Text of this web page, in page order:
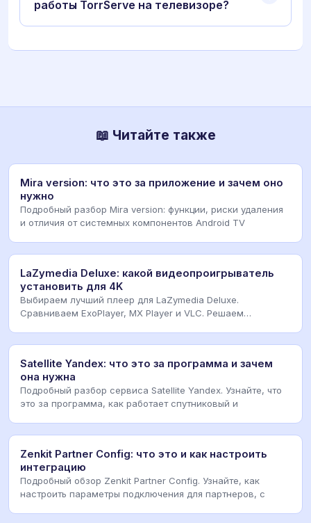
работы TorrServe на телевизоре?
📖 Читайте также
Mira version: что это за приложение и зачем оно
нужно
Подробный разбор Mira version: функции, риски удаления
и отличия от системных компонентов Android TV
LaZymedia Deluxe: какой видеопроигрыватель
установить для 4K
Выбираем лучший плеер для LaZymedia Deluxe.
Сравниваем ExoPlayer, MX Player и VLC. Решаем
Satellite Yandex: что это за программа и зачем
она нужна
Подробный разбор сервиса Satellite Yandex. Узнайте, что
это за программа, как работает спутниковый и
Zenkit Partner Config: что это и как настроить
интеграцию
Подробный обзор Zenkit Partner Config. Узнайте, как
настроить параметры подключения для партнеров, с